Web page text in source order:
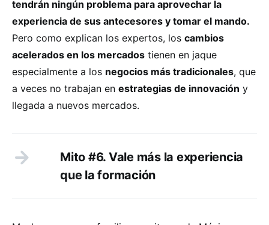
tendrán ningún problema para aprovechar la
experiencia de sus antecesores y tomar el mando.
Pero como explican los expertos, los cambios
acelerados en los mercados tienen en jaque
especialmente a los negocios más tradicionales, que
a veces no trabajan en estrategias de innovación y
llegada a nuevos mercados.
Mito #6. Vale más la experiencia
que la formación